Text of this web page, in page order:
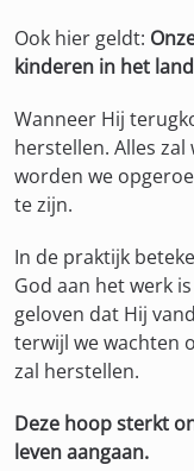
Ook hier geldt:
kinderen in het
Wanneer Hij
herstellen. Alles
worden we
te zijn.
In de praktijk
God aan het werk
geloven dat Hij
terwijl we wachten
zal herstellen.
Deze hoop sterkt
leven aangaan.